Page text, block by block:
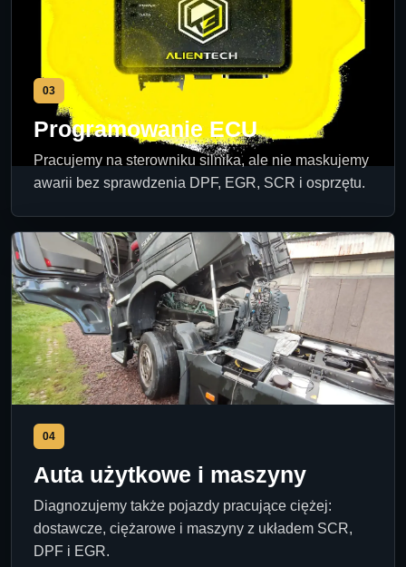
03
Programowanie ECU
Pracujemy na sterowniku silnika, ale nie maskujemy
awarii bez sprawdzenia DPF, EGR, SCR i osprzętu.
04
Auta użytkowe i maszyny
Diagnozujemy także pojazdy pracujące ciężej:
dostawcze, ciężarowe i maszyny z układem SCR,
DPF i EGR.